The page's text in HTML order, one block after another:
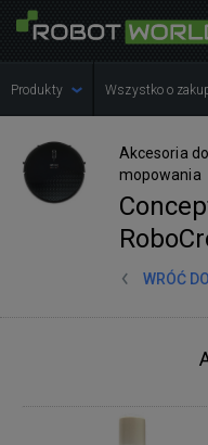
Produkty Wszystko o
Akcesoria
mopowania
WRÓĆ